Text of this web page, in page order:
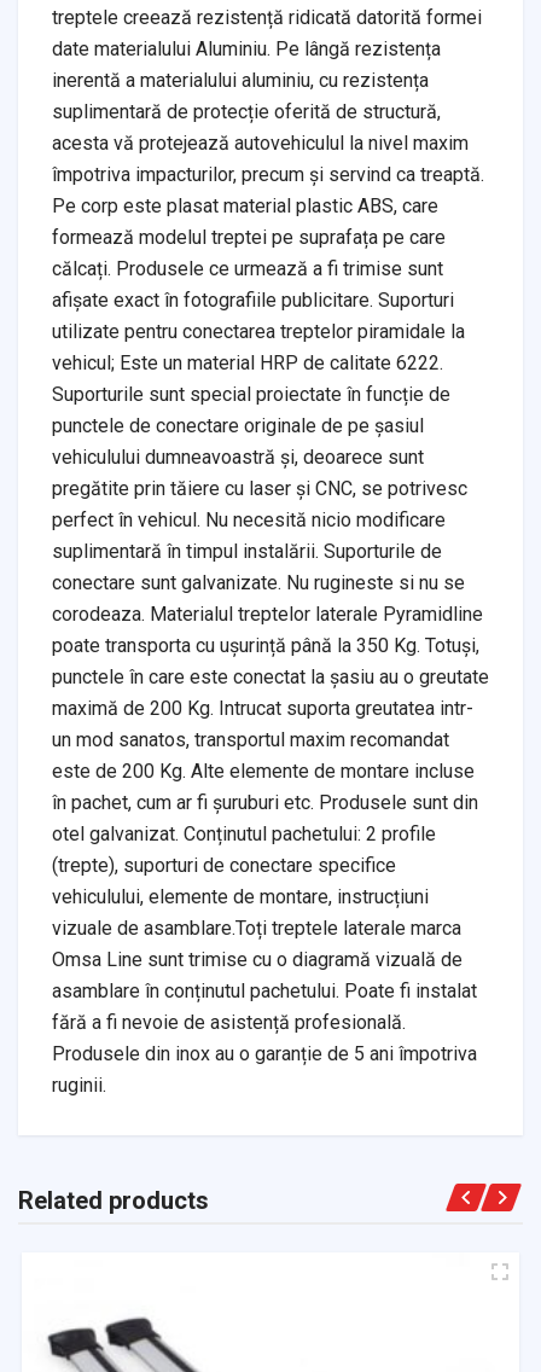
treptele creează rezistență ridicată datorită formei
date materialului Aluminiu. Pe lângă rezistența
inerentă a materialului aluminiu, cu rezistența
suplimentară de protecție oferită de structură,
acesta vă protejează autovehiculul la nivel maxim
împotriva impacturilor, precum și servind ca treaptă.
Pe corp este plasat material plastic ABS, care
formează modelul treptei pe suprafața pe care
călcați. Produsele ce urmează a fi trimise sunt
afișate exact în fotografiile publicitare. Suporturi
utilizate pentru conectarea treptelor piramidale la
vehicul; Este un material HRP de calitate 6222.
Suporturile sunt special proiectate în funcție de
punctele de conectare originale de pe șasiul
vehiculului dumneavoastră și, deoarece sunt
pregătite prin tăiere cu laser și CNC, se potrivesc
perfect în vehicul. Nu necesită nicio modificare
suplimentară în timpul instalării. Suporturile de
conectare sunt galvanizate. Nu rugineste si nu se
corodeaza. Materialul treptelor laterale Pyramidline
poate transporta cu ușurință până la 350 Kg. Totuși,
punctele în care este conectat la șasiu au o greutate
maximă de 200 Kg. Intrucat suporta greutatea intr-
un mod sanatos, transportul maxim recomandat
este de 200 Kg. Alte elemente de montare incluse
în pachet, cum ar fi șuruburi etc. Produsele sunt din
otel galvanizat. Conținutul pachetului: 2 profile
(trepte), suporturi de conectare specifice
vehiculului, elemente de montare, instrucțiuni
vizuale de asamblare.Toți treptele laterale marca
Omsa Line sunt trimise cu o diagramă vizuală de
asamblare în conținutul pachetului. Poate fi instalat
fără a fi nevoie de asistență profesională.
Produsele din inox au o garanție de 5 ani împotriva
ruginii.
Related products